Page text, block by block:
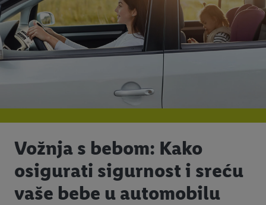
Vožnja s bebom: Kako
osigurati sigurnost i sreću
vaše bebe u automobilu